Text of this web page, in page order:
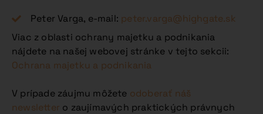
Peter Varga, e-mail: peter.varga@highgate.sk
Viac z oblasti ochrany majetku a podnikania
nájdete na našej webovej stránke v tejto sekcii:
Ochrana majetku a podnikania
V prípade záujmu môžete odoberať náš
newsletter o zaujímavých praktických právnych